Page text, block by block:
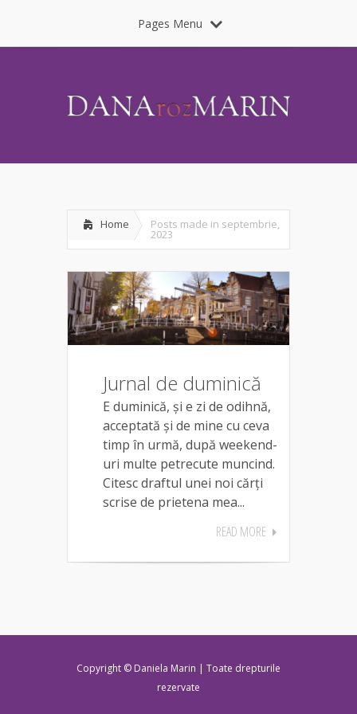
Pages Menu
Home Posts made in septembrie,
2023
Jurnal de duminică
E duminică, și e zi de odihnă,
acceptată și de mine cu ceva
timp în urmă, după weekend-
uri multe petrecute muncind.
Citesc draftul unei noi cărți
scrise de prietena mea...
READ MORE
Copyright © Daniela Marin | Toate drepturile
rezervate